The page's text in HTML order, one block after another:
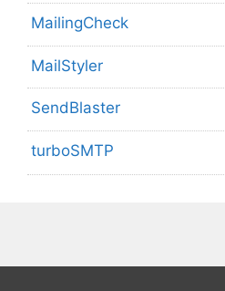
MailingCheck
MailStyler
SendBlaster
turboSMTP